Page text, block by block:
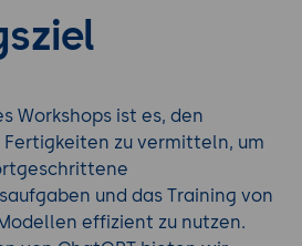
Spark-Anwendung
zu erstellen.
mit einer weiteren
.
Workshops ist es, den
zu vermitteln, um
und das Training von
effizient zu nutzen.